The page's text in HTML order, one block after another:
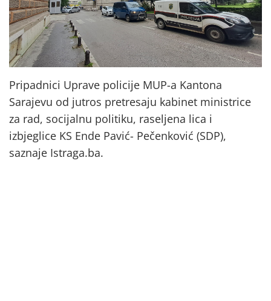
Pripadnici Uprave policije MUP-a Kantona
Sarajevu od jutros pretresaju kabinet ministrice
za rad, socijalnu politiku, raseljena lica i
izbjeglice KS Ende Pavić- Pečenković (SDP),
saznaje Istraga.ba.